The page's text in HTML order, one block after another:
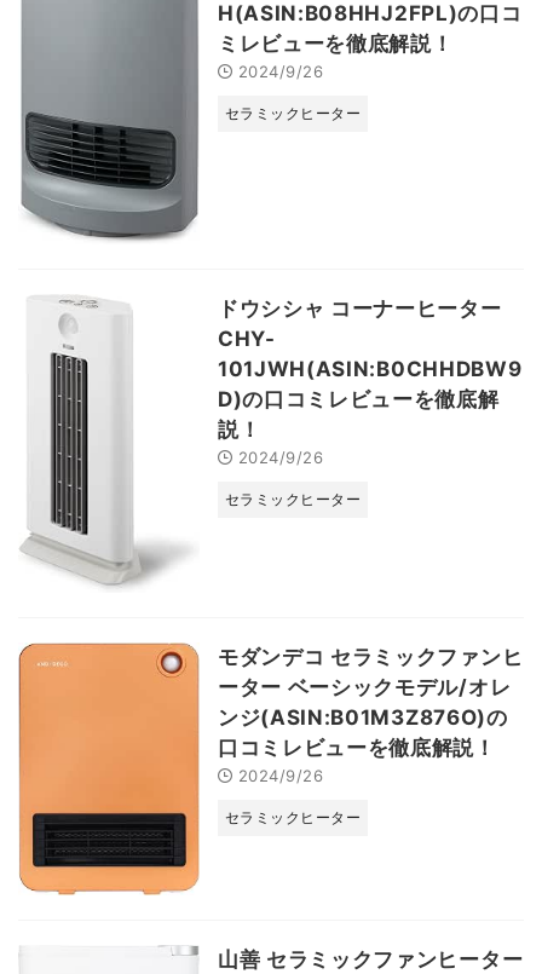
H(ASIN:B08HHJ2FPL)の口コ
ミレビューを徹底解説！
2024/9/26
セラミックヒーター
ドウシシャ コーナーヒーター
CHY-
101JWH(ASIN:B0CHHDBW9
D)の口コミレビューを徹底解
説！
2024/9/26
セラミックヒーター
モダンデコ セラミックファンヒ
ーター ベーシックモデル/オレ
ンジ(ASIN:B01M3Z876O)の
口コミレビューを徹底解説！
2024/9/26
セラミックヒーター
山善 セラミックファンヒーター